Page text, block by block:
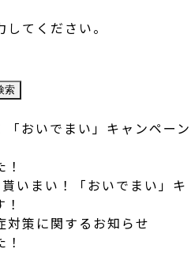
てください。
おいでまい」キャンペーン
いまい！「おいでまい」キ
対策に関するお知らせ